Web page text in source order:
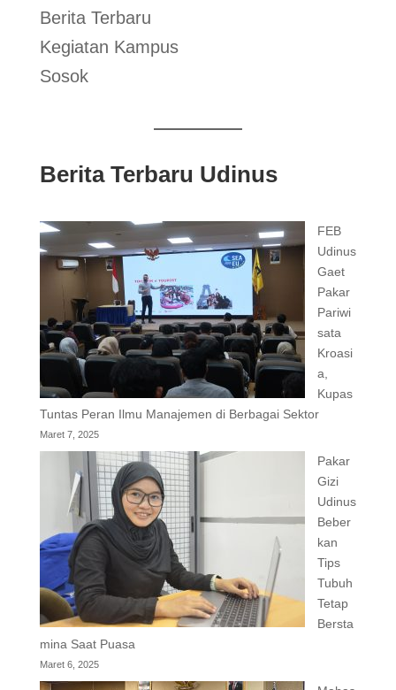
Berita Terbaru
Kegiatan Kampus
Sosok
Berita Terbaru Udinus
FEB
Udinus
Gaet
Pakar
Pariwi
sata
Kroasi
a,
Kupas
Tuntas Peran Ilmu Manajemen di Berbagai Sektor
Maret 7, 2025
Pakar
Gizi
Udinus
Beber
kan
Tips
Tubuh
Tetap
Bersta
mina Saat Puasa
Maret 6, 2025